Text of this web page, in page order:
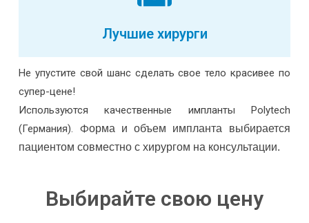
Лучшие хирурги
Не упустите свой шанс сделать свое тело красивее по
супер-цене!
Используются качественные импланты Polytech
(Германия). Форма и объем импланта выбирается
пациентом совместно с хирургом на консультации.
Выбирайте свою цену